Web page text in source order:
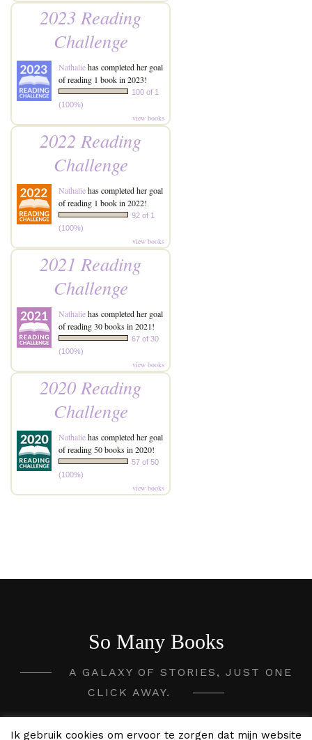
2023 Reading
Challenge
Nathaliehas completed her goal
of reading 1 book in 2023!
100 of 1
(100%)
view books
2022 Reading
Challenge
Nathaliehas completed her goal
of reading 1 book in 2022!
92 of 1
(100%)
view books
2021 Reading
Challenge
Nathaliehas completed her goal
of reading 30 books in 2021!
67 of 30
(100%)
view books
2020 Reading
Challenge
Nathaliehas completed her goal
of reading 50 books in 2020!
57 of 50
(100%)
view books
So Many Books
A GALAXY OF STORIES, JUST ONE
CLICK AWAY.
2020 - 2026 So Many Books ©
Ik gebruik cookies om ervoor te zorgen dat mijn website